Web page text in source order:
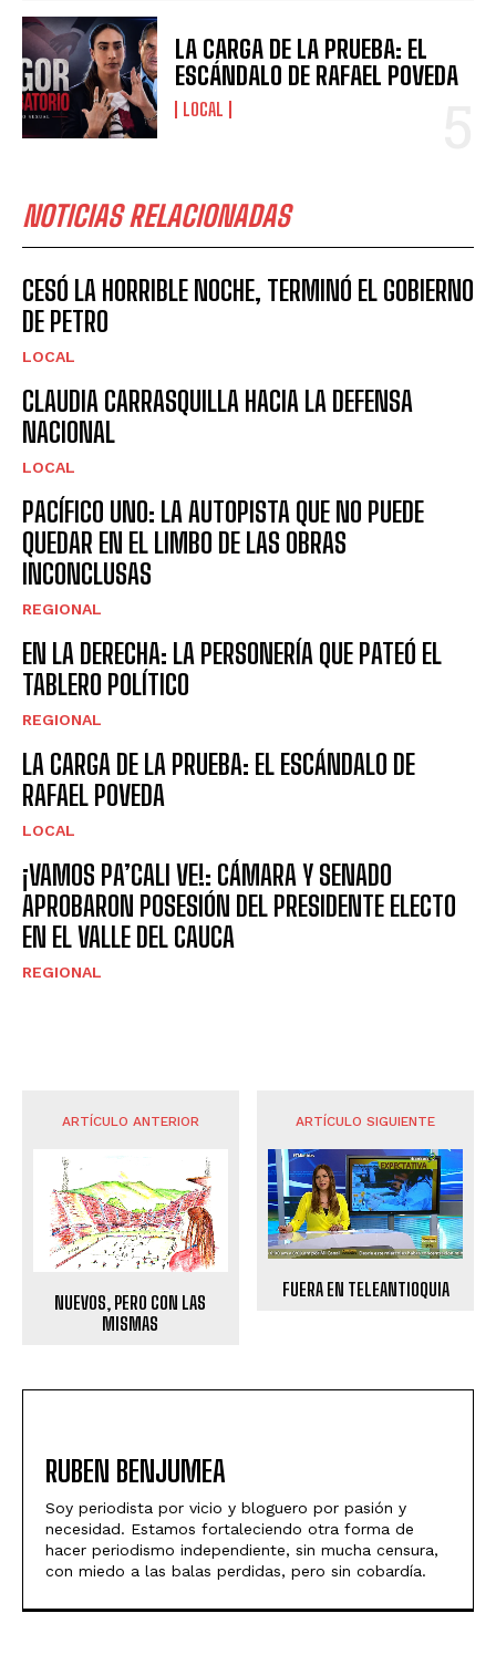
LA CARGA DE LA PRUEBA: EL
ESCÁNDALO DE RAFAEL POVEDA
LOCAL
NOTICIAS RELACIONADAS
CESÓ LA HORRIBLE NOCHE, TERMINÓ EL GOBIERNO
DE PETRO
LOCAL
CLAUDIA CARRASQUILLA HACIA LA DEFENSA
NACIONAL
LOCAL
PACÍFICO UNO: LA AUTOPISTA QUE NO PUEDE
QUEDAR EN EL LIMBO DE LAS OBRAS
INCONCLUSAS
REGIONAL
EN LA DERECHA: LA PERSONERÍA QUE PATEÓ EL
TABLERO POLÍTICO
REGIONAL
LA CARGA DE LA PRUEBA: EL ESCÁNDALO DE
RAFAEL POVEDA
LOCAL
¡VAMOS PA’CALI VE!: CÁMARA Y SENADO
APROBARON POSESIÓN DEL PRESIDENTE ELECTO
EN EL VALLE DEL CAUCA
REGIONAL
ARTÍCULO ANTERIOR
NUEVOS, PERO CON LAS
MISMAS
ARTÍCULO SIGUIENTE
FUERA EN TELEANTIOQUIA
RUBEN BENJUMEA
Soy periodista por vicio y bloguero por pasión y
necesidad. Estamos fortaleciendo otra forma de
hacer periodismo independiente, sin mucha censura,
con miedo a las balas perdidas, pero sin cobardía.